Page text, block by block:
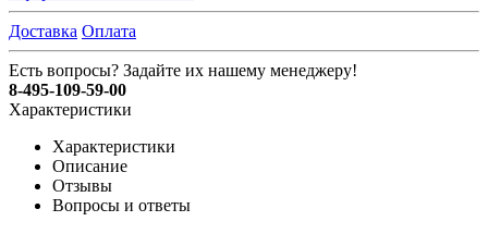
Доставка Оплата
Есть вопросы? Задайте их нашему менеджеру!
8-495-109-59-00
Характеристики
Характеристики
Описание
Отзывы
Вопросы и ответы